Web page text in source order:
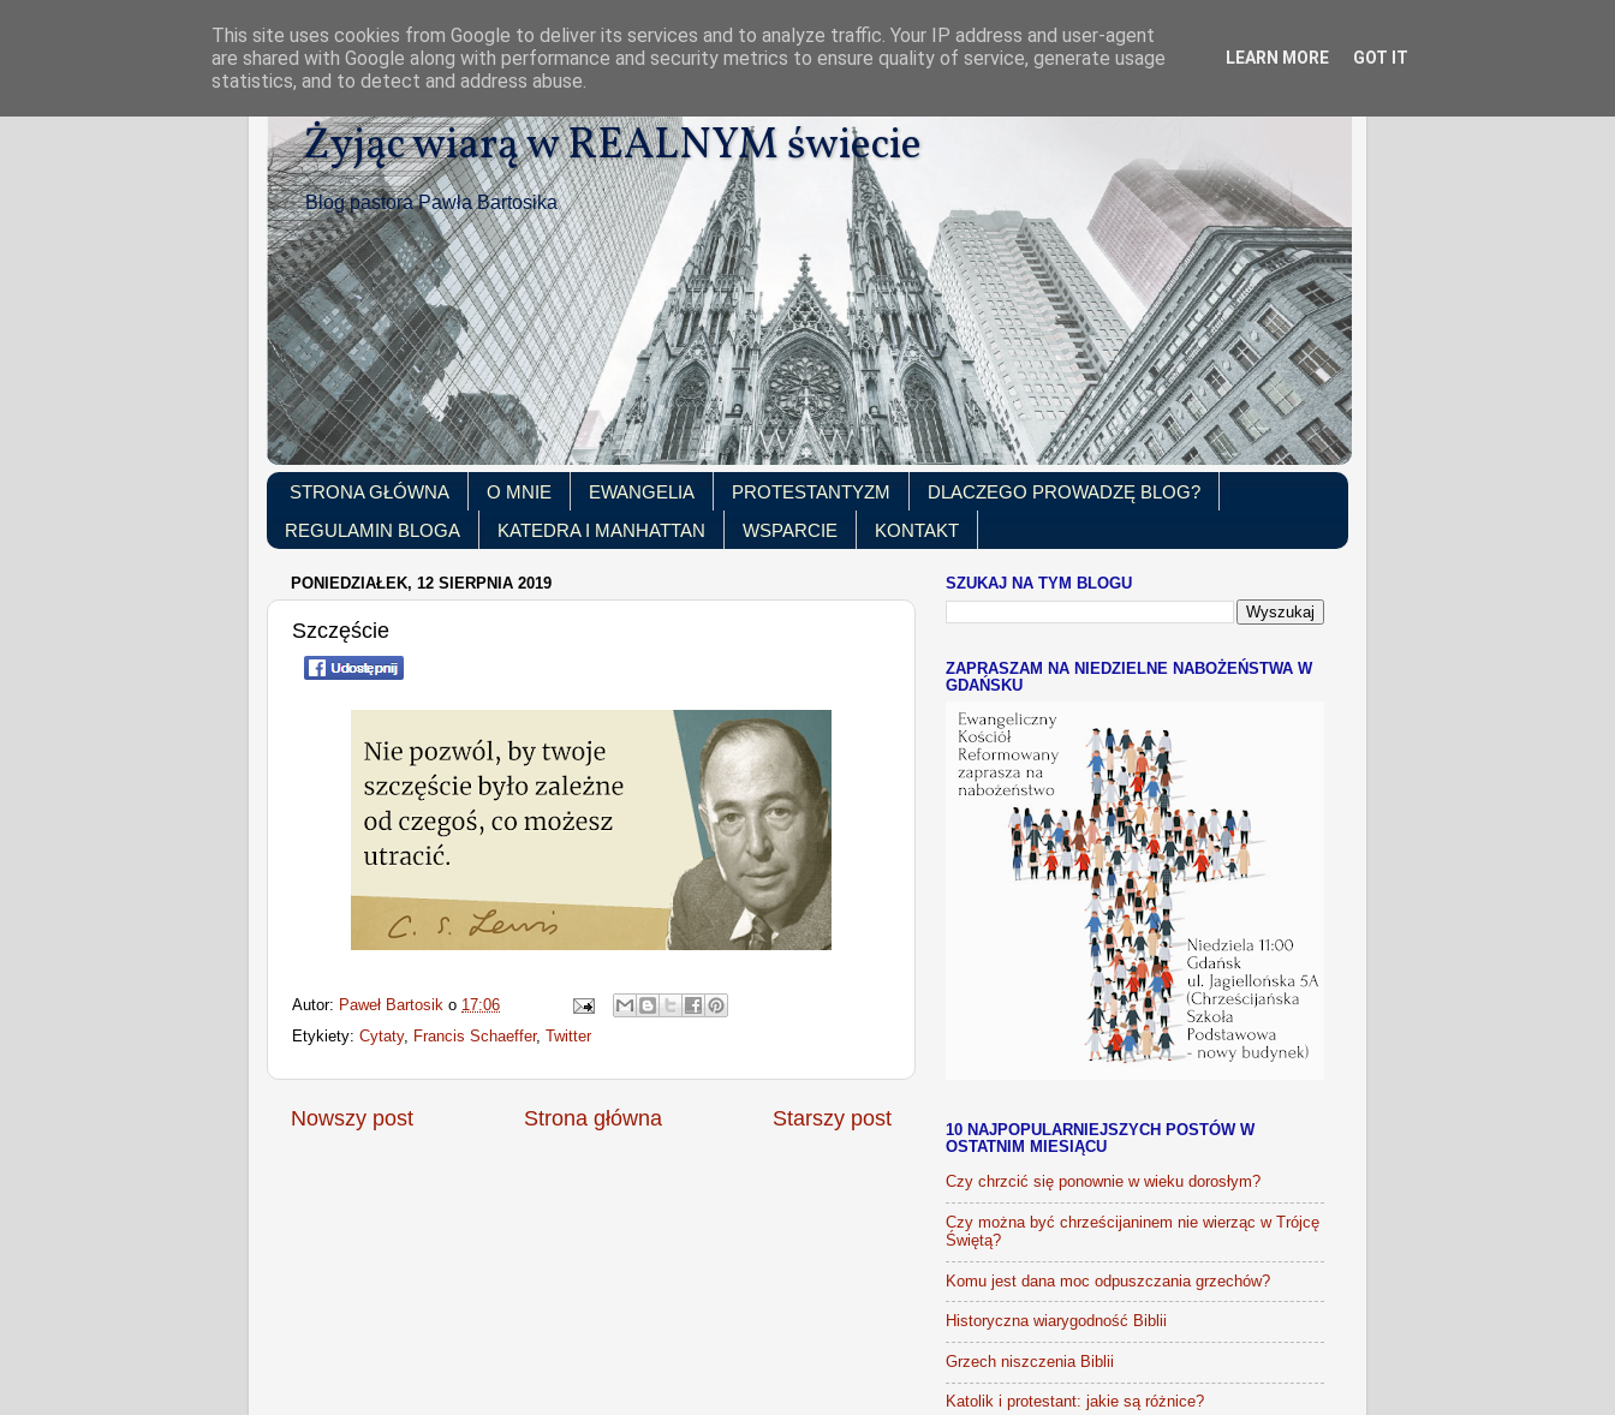
Żyjąc wiarą w REALNYM świecie
Blog pastora Pawła Bartosika
STRONA GŁÓWNA O MNIE EWANGELIA PROTESTANTYZM
DLACZEGO PROWADZĘ BLOG?
REGULAMIN BLOGA
KATEDRA I MANHATTAN WSPARCIE KONTAKT
PONIEDZIAŁEK, 12 SIERPNIA 2019
Szczęście
Autor: Paweł Bartosik o 17:06
Etykiety: Cytaty, Francis Schaeffer, Twitter
Nowszy post Starszy post
Strona główna
SZUKAJ NA TYM BLOGU
ZAPRASZAM NA NIEDZIELNE NABOŻEŃSTWA W
GDAŃSKU
10 NAJPOPULARNIEJSZYCH POSTÓW W
OSTATNIM MIESIĄCU
Czy chrzcić się ponownie w wieku dorosłym?
Czy można być chrześcijaninem nie wierząc w Trójcę
Świętą?
Komu jest dana moc odpuszczania grzechów?
Historyczna wiarygodność Biblii
Grzech niszczenia Biblii
Katolik i protestant: jakie są różnice?
This site uses cookies from Google to deliver its services and to analyze traffic. Your IP address and user-agent
are shared with Google along with performance and security metrics to ensure quality of service, generate usage
statistics, and to detect and address abuse.
LEARN MORE GOT IT